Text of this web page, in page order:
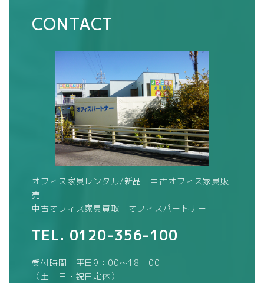
CONTACT
オフィス家具レンタル/新品・中古オフィス家具販
売
中古オフィス家具買取 オフィスパートナー
TEL. 0120-356-100
受付時間 平日9：00～18：00
（土・日・祝日定休）